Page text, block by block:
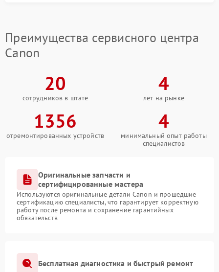
Преимущества сервисного центра
Canon
20
сотрудников в штате
4
лет на рынке
1356
отремонтированных устройств
4
минимальный опыт работы
специалистов
Оригинальные запчасти и
сертифицированные мастера
Используются оригинальные детали Canon и прошедшие
сертификацию специалисты, что гарантирует корректную
работу после ремонта и сохранение гарантийных
обязательств
Бесплатная диагностика и быстрый ремонт